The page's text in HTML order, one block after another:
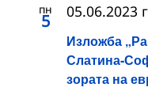
пн
5
Изложба
Слатина-
зората на
05.06.2023